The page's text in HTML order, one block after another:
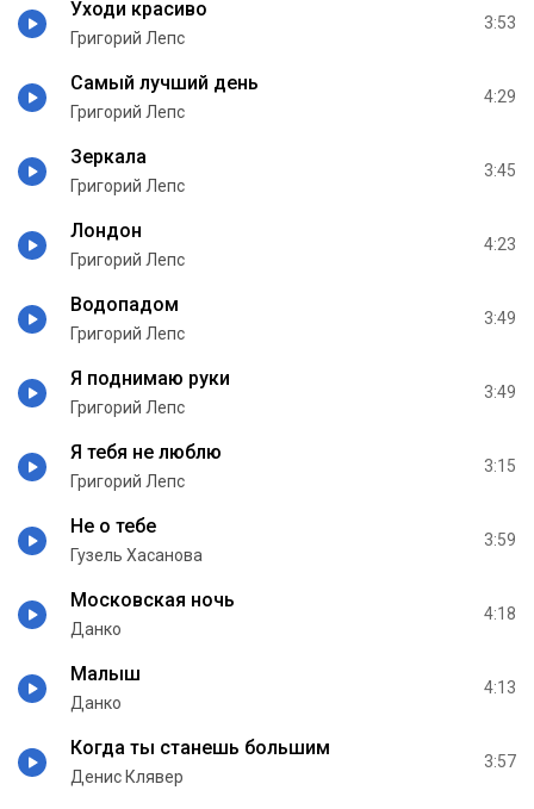
Уходи красиво
Григорий Лепс
3:53
Самый лучший день
Григорий Лепс
4:29
Зеркала
Григорий Лепс
3:45
Лондон
Григорий Лепс
4:23
Водопадом
Григорий Лепс
3:49
Я поднимаю руки
Григорий Лепс
3:49
Я тебя не люблю
Григорий Лепс
3:15
Не о тебе
Гузель Хасанова
3:59
Московская ночь
Данко
4:18
Малыш
Данко
4:13
Когда ты станешь большим
Денис Клявер
3:57